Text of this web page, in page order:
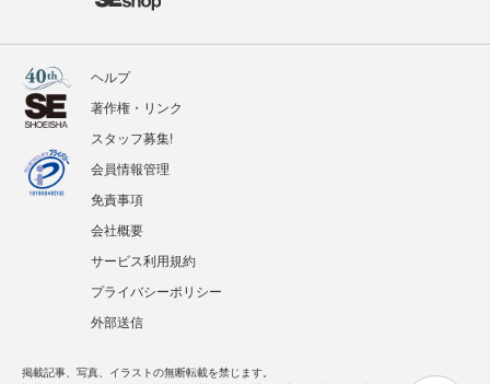
ヘルプ
著作権・リンク
スタッフ募集!
会員情報管理
免責事項
会社概要
サービス利用規約
プライバシーポリシー
外部送信
掲載記事、写真、イラストの無断転載を禁じます。